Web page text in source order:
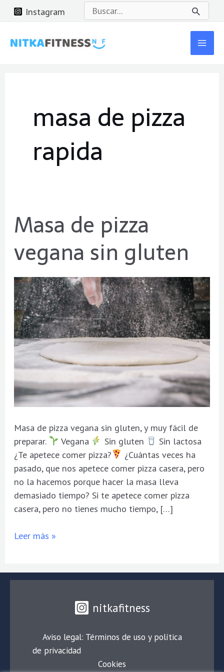
Instagram
Buscar
por:
masa de pizza
rapida
Masa de pizza
vegana sin gluten
Masa de pizza vegana sin gluten, y muy fácil de
preparar.
Vegana Sin gluten
Sin lactosa
¿Te apetece comer pizza?
¿Cuántas veces ha
pasado, que nos apetece comer pizza casera, pero
no la hacemos porque hacer la masa lleva
demasiado tiempo? Si te apetece comer pizza
casera, pero no tienes mucho tiempo, […]
Masa
de
vegana
gluten
Leer más »
nitkafitness
Aviso legal: Términos de uso y política
de privacidad
Cookies